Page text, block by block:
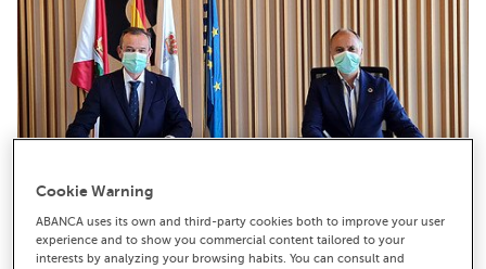
Cookie Warning
ABANCA uses its own and third-party cookies both to improve your user
experience and to show you commercial content tailored to your
interests by analyzing your browsing habits. You can consult and